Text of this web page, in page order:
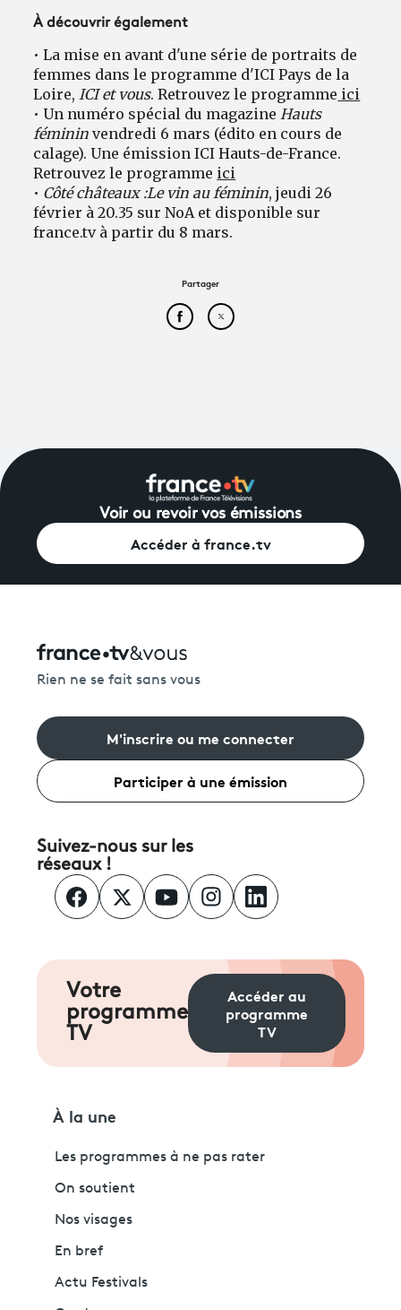
À découvrir également
• La mise en avant d'une série de portraits de
femmes dans le programme d'ICI Pays de la
Loire,ICI et vous. Retrouvez le programme ici
• Un numéro spécial du magazineHauts
féminin vendredi 6 mars (édito en cours de
calage). Une émission ICI Hauts-de-France.
Retrouvez le programme ici
• Côté châteaux :Le vin au féminin, jeudi 26
février à 20.35 sur NoA et disponible sur
france.tv à partir du 8 mars.
Partager
Partager cet article sur
Partager cet article sur
Voir ou revoir vos émissions
Accéder à france.tv
Rien ne se fait sans vous
M'inscrire ou me connecter
Participer à une émission
Suivez-nous sur les
réseaux !
Votre
programme
TV
Accéder au
programme
TV
À la une
Les programmes à ne pas rater
On soutient
Nos visages
En bref
Actu Festivals